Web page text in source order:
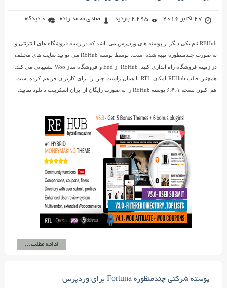
27 اکتبر 2016 2,295 بازدید صادق محمد زاده 0 دیدگاه
REHub نام یکی دیگر از پوسته های وردپرس می باشد که در زمینه فروشگاه های اینترنتی و
به صورت چندمنظوره تهیه شده است. توسط پوسته REHub می توانید سایت های مختلف
در زمینه فروشگاه راه اندازی کنید. REHub از Edd و فروشگاه ساز Woo پشتیبانی می کند.
همچنین قالب REHub امکان RTL یا همان راست چین را برای کاربران فراهم کرده است.
هم اکنون نسخه ۶٫۴٫۱ پوسته REHub را به صورت رایگان از ایران اسکریپت دانلود نمایید.
ادامه مطلب...
پوسته شرکتی چندمنظوره Fortuna برای وردپرس